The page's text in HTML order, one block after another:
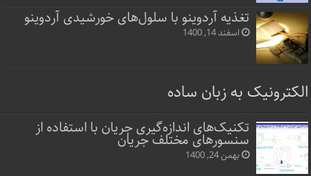
تغذیه آردوینو با سلول‌های خورشیدی آردوینو
اسفند 14, 1400
الکترونیک به زبان ساده
تکنیک‌های اندازه‌گیری جریان با استفاده از
سنسورهای مختلف جریان
بهمن 24, 1400